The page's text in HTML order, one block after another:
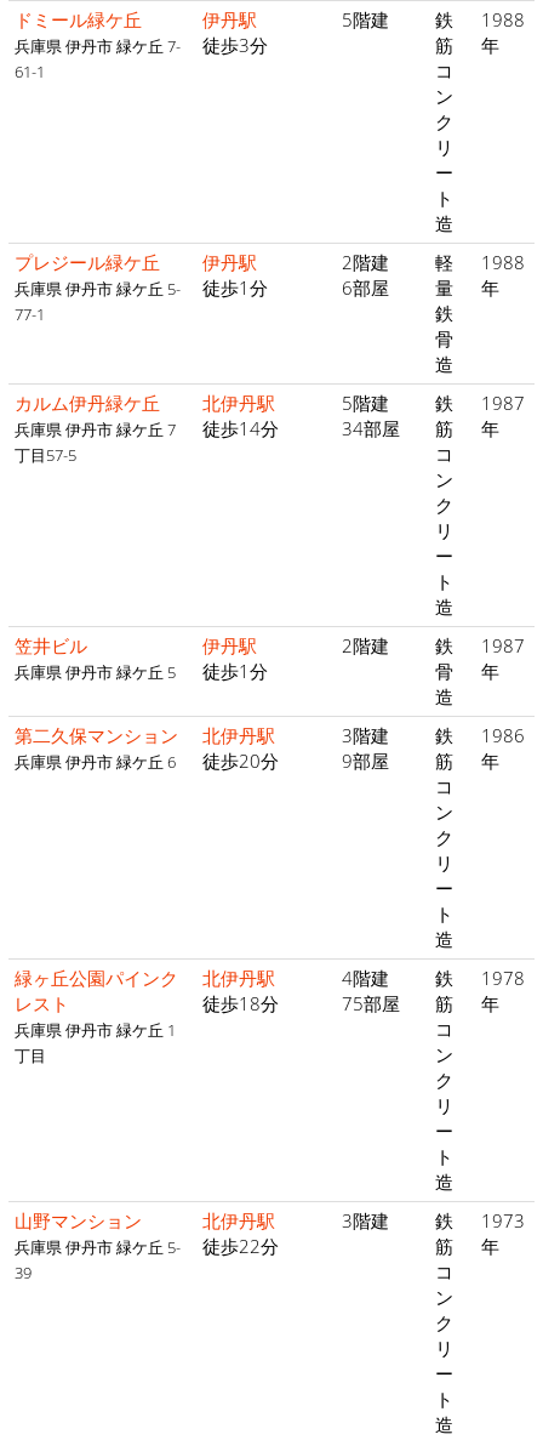
ドミール緑ケ丘
兵庫県 伊丹市 緑ケ丘 7-
61-1
伊丹駅
徒歩3分
5階建
鉄
筋
コ
ン
ク
リ
ー
ト
造
1988
年
プレジール緑ケ丘
兵庫県 伊丹市 緑ケ丘 5-
77-1
伊丹駅
徒歩1分
2階建
6部屋
軽
量
鉄
骨
造
1988
年
カルム伊丹緑ケ丘
兵庫県 伊丹市 緑ケ丘 7
丁目57-5
北伊丹駅
徒歩14分
5階建
34部屋
鉄
筋
コ
ン
ク
リ
ー
ト
造
1987
年
笠井ビル
兵庫県 伊丹市 緑ケ丘 5
伊丹駅
徒歩1分
2階建
鉄
骨
造
1987
年
第二久保マンション
兵庫県 伊丹市 緑ケ丘 6
北伊丹駅
徒歩20分
3階建
9部屋
鉄
筋
コ
ン
ク
リ
ー
ト
造
1986
年
緑ヶ丘公園パインク
レスト
兵庫県 伊丹市 緑ケ丘 1
丁目
北伊丹駅
徒歩18分
4階建
75部屋
鉄
筋
コ
ン
ク
リ
ー
ト
造
1978
年
山野マンション
兵庫県 伊丹市 緑ケ丘 5-
39
北伊丹駅
徒歩22分
3階建
鉄
筋
コ
ン
ク
リ
ー
ト
造
1973
年